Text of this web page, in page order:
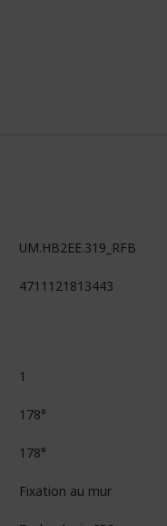
UM.HB2EE.319_RFB
4711121813443
1
178°
178°
Fixation au mur